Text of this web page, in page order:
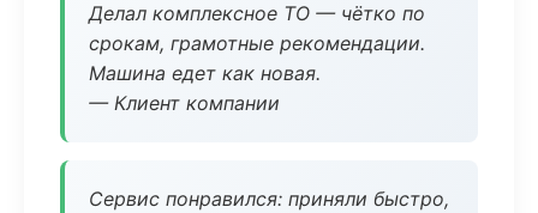
Делал комплексное ТО — чётко по
срокам, грамотные рекомендации.
Машина едет как новая.
— Клиент компании
Сервис понравился: приняли быстро,